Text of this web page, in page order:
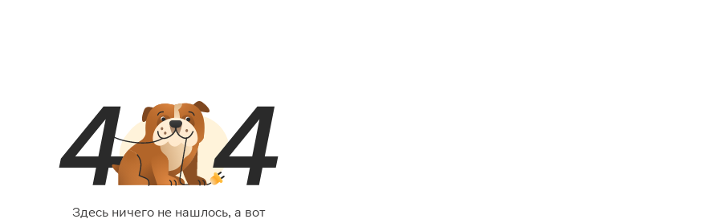
Здесь ничего не нашлось, а вот